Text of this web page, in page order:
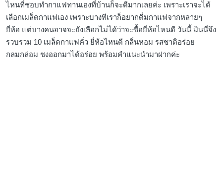
ไหนที่ชอบทำกาแฟทานเองที่บ้านก็จะดีมากเลยค่ะ เพราะเราจะได้
เลือกเมล็ดกาแฟเอง เพราะบางทีเราก็อยากดื่มกาแฟจากหลายๆ
ยี่ห้อ แต่บางคนอาจจะยังเลือกไม่ได้ว่าจะซื้อยี่ห้อไหนดี วันนี้ มินนี่จึง
รวบรวม 10 เมล็ดกาแฟคั่ว ยี่ห้อไหนดี กลิ่นหอม รสชาติอร่อย
กลมกล่อม ชงออกมาได้อร่อย พร้อมคำแนะนำมาฝากค่ะ